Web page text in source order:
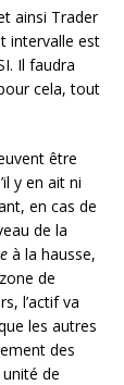
ainsi Trader
intervalle est
Il faudra
cela, tout
être
y en ait ni
en cas de
de la
à la hausse,
de
l’actif va
les autres
des
de